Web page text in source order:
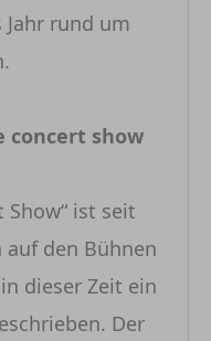
Jahr rund um
concert show
Show“ ist seit
den Bühnen
dieser Zeit ein
Der